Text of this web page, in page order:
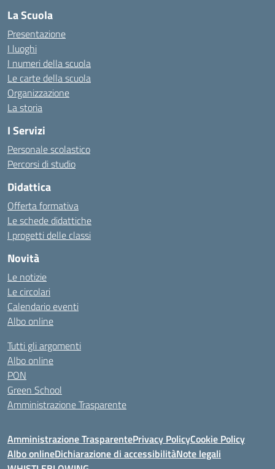
La Scuola
Presentazione
I luoghi
I numeri della scuola
Le carte della scuola
Organizzazione
La storia
I Servizi
Personale scolastico
Percorsi di studio
Didattica
Offerta formativa
Le schede didattiche
I progetti delle classi
Novità
Le notizie
Le circolari
Calendario eventi
Albo online
Tutti gli argomenti
Albo online
PON
Green School
Amministrazione Trasparente
Amministrazione TrasparentePrivacy PolicyCookie Policy
Albo onlineDichiarazione di accessibilitàNote legali